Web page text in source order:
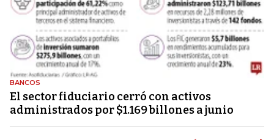
BANCOS
El sector fiduciario cerró con activos
administrados por $1.169 billones a junio